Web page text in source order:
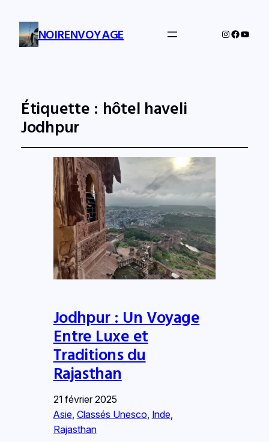
NOIRENVOYAGE Instagram
Étiquette : hôtel haveli
Jodhpur
Jodhpur : Un Voyage
Entre Luxe et
Traditions du
Rajasthan
21 février 2025
Asie, Classés Unesco Inde
Rajasthan